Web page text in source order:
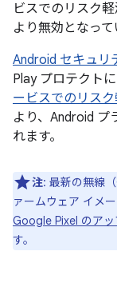
ビスでのリスク
より無効となって
Android セキュリ
Play プロテクト
ービスでのリス
より、Android プ
れます。
注: 最新の無線
ァームウェア イメ
Google Pixel のア
す。